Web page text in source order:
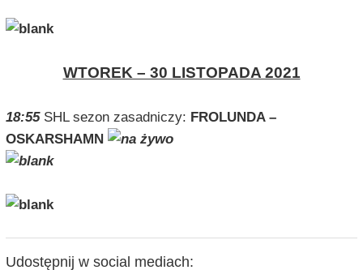
WTOREK – 30 LISTOPADA 2021
18:55SHL sezon zasadniczy: FROLUNDA –
OSKARSHAMN
Udostępnij w social mediach: